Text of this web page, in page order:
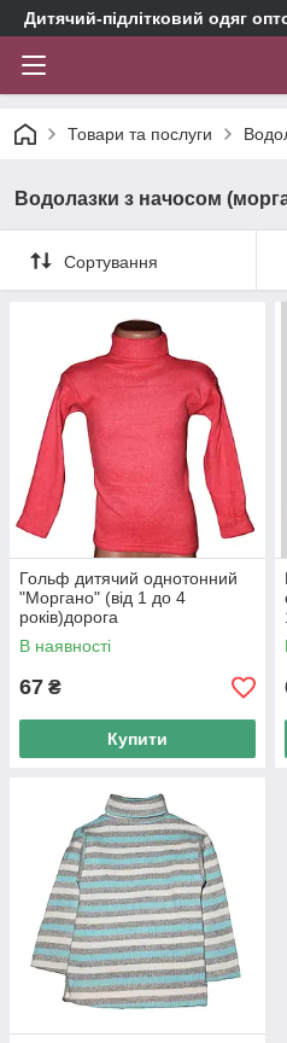
Дитячий-підлітковий одяг
Товари та послуги
Водолазки з начосом
Сортування
Гольф дитячий однотонний
"Моргано" (від 1 до 4
років)дорога
В наявності
67 ₴
Купити